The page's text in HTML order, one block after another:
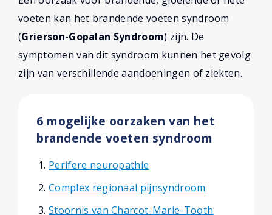
voeten kan het brandende voeten syndroom
(Grierson-Gopalan Syndroom) zijn. De
symptomen van dit syndroom kunnen het gevolg
zijn van verschillende aandoeningen of ziekten.
6 mogelijke oorzaken van het
brandende voeten syndroom
Perifere neuropathie
Complex regionaal pijnsyndroom
Stoornis van Charcot-Marie-Tooth